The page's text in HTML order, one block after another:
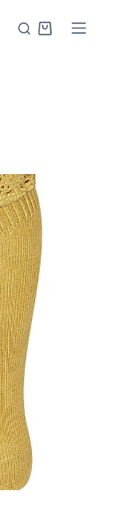
Indkøbskurv